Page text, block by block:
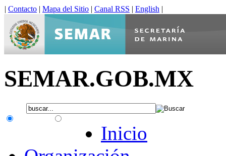
| Contacto | Mapa del Sitio | Canal RSS | English |
SEMAR.GOB.MX
Inicio